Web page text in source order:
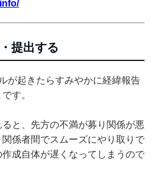
提出する
が起きたらすみやかに経緯報告
す。
と、先方の不満が募り関係が悪
係者間でスムーズにやり取りで
成自体が遅くなってしまうので